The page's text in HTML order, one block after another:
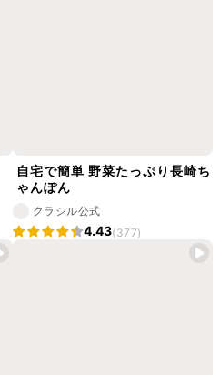
自宅で簡単 野菜たっぷり長崎ち
ゃんぽん
クラシル公式
4.43(377)